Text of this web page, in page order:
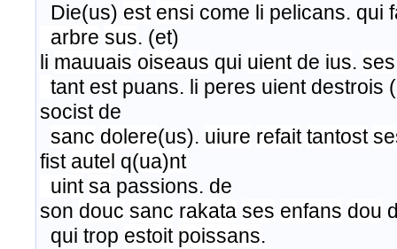
Die(us) est ensi come li pelicans. qui
​ arbre sus. (et)
li mauuais oiseaus qui uientde ius. ses
tant est puans. li peres uient destrois
socist de​
sanc dolere(us). uiure refait tantost
fist autel q(ua)nt
uint sa passions. de
son douc sanc rakata ses enfans dou
qui trop estoit poissans.​